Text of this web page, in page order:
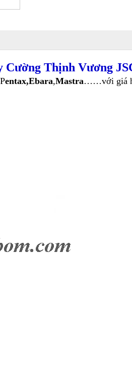
Cường Thịnh Vương
entax,Ebara,Mastra……với giá